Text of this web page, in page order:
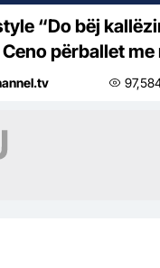
në polici”,
Ceno përballet
rreziku: Mos